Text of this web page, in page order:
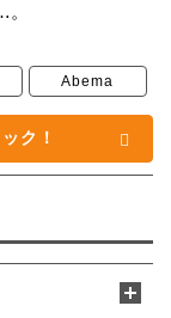
Abema
ク！